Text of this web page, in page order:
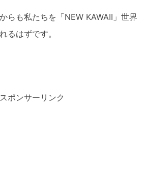
らも私たちを「NEW KAWAII」世界
るはずです。
スポンサーリンク